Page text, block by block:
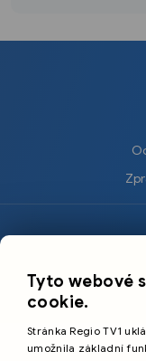
Tyto webové
cookie.
Stránka Regio TV1
umožnila základní